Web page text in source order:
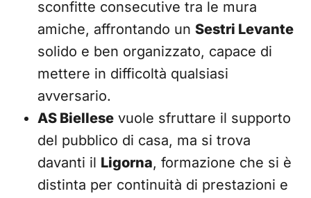
sconfitte consecutive tra le mura
amiche, affrontando un Sestri Levante
solido e ben organizzato, capace di
mettere in difficoltà qualsiasi
avversario.
AS Biellese vuole sfruttare il supporto
del pubblico di casa, ma si trova
davanti il Ligorna, formazione che si è
distinta per continuità di prestazioni e